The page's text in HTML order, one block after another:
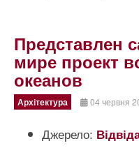
Представлен
мире проект
океанов
Архітектура 04 червня
Джерело: